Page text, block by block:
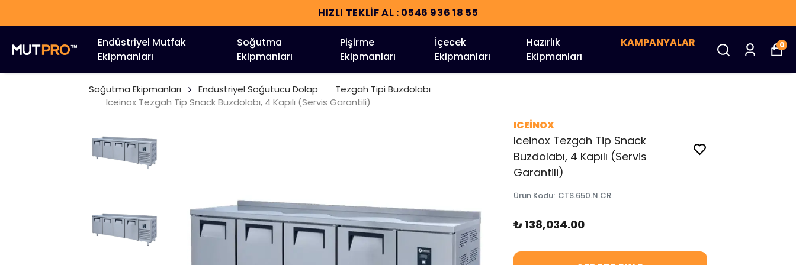
HIZLI TEKLİF AL : 0546 936 18 55
Endüstriyel Mutfak
Ekipmanları
Soğutma
Ekipmanları
Pişirme
Ekipmanları
İçecek
Ekipmanları
Hazırlık
Ekipmanları
KAMPANYALAR 0
Soğutma Ekipmanları Endüstriyel Soğutucu Dolap
Tezgah Tipi Buzdolabı
Iceinox Tezgah Tip Snack Buzdolabı, 4 Kapılı (Servis Garantili)
ICEİNOX
Iceinox Tezgah Tip Snack
Buzdolabı, 4 Kapılı (Servis
Garantili)
Ürün Kodu: CTS.650.N.CR
₺ 138,034.00